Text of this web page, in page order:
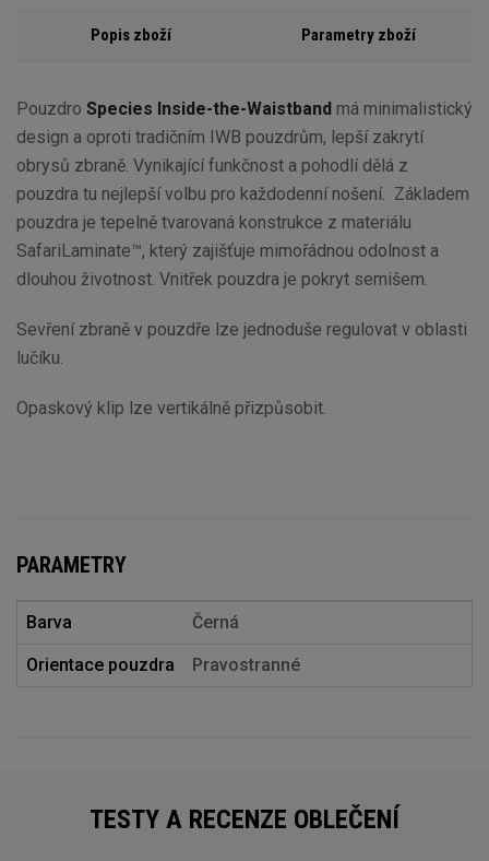
Popis zboží Parametry zboží
Pouzdro Species Inside-the-Waistband má minimalistický
design a oproti tradičním IWB pouzdrům, lepší zakrytí
obrysů zbraně. Vynikající funkčnost a pohodlí dělá z
pouzdra tu nejlepší volbu pro každodenní nošení. Základem
pouzdra je tepelně tvarovaná konstrukce z materiálu
SafariLaminate™, který zajišťuje mimořádnou odolnost a
dlouhou životnost. Vnitřek pouzdra je pokryt semišem.
Sevření zbraně v pouzdře lze jednoduše regulovat v oblasti
lučíku.
Opaskový klip lze vertikálně přizpůsobit.
PARAMETRY
Barva Černá
Orientace pouzdra Pravostranné
TESTY A RECENZE OBLEČENÍ